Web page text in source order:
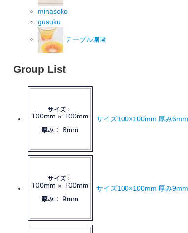
minasoko
gusuku
テーブル珊瑚
Group List
サイズ100×100mm 厚み6mm
サイズ100×100mm 厚み9mm